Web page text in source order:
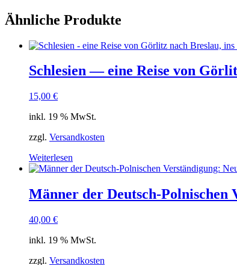
Ähnliche Produkte
Schlesien — eine Reise von
15,00 €
inkl. 19 % MwSt.
zzgl. Versandkosten
Weiterlesen
Männer der Deutsch-Polnischen
40,00 €
inkl. 19 % MwSt.
zzgl. Versandkosten